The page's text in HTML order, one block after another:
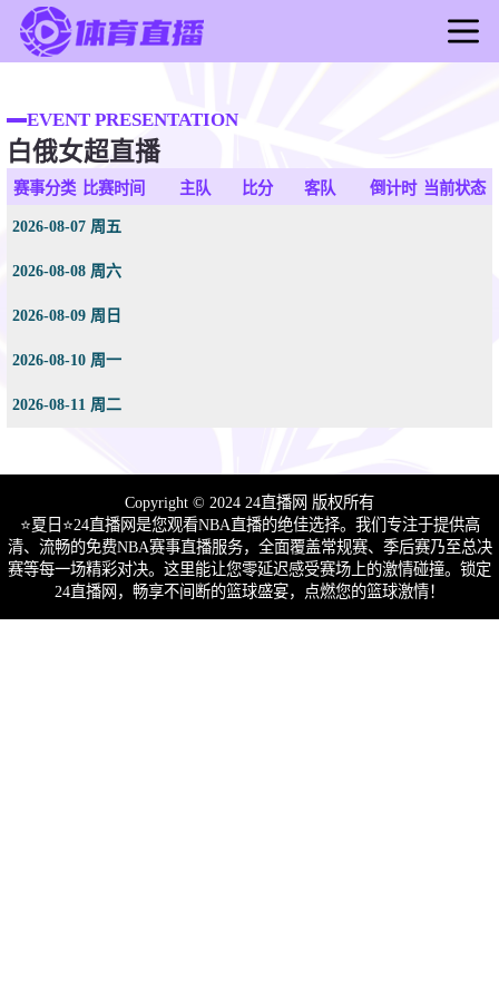
足球直播
篮球直播
足球录像
篮球新闻
EVENT PRESENTATION
白俄女超直播
赛事分类 比赛时间 主队 比分 客队 倒计时 当前状态
2026-08-07 周五
2026-08-08 周六
2026-08-09 周日
2026-08-10 周一
2026-08-11 周二
Copyright © 2024 24直播网 版权所有
⭐️夏日⭐24直播网是您观看NBA直播的绝佳选择。我们专注于提供高
清、流畅的免费NBA赛事直播服务，全面覆盖常规赛、季后赛乃至总决
赛等每一场精彩对决。这里能让您零延迟感受赛场上的激情碰撞。锁定
24直播网，畅享不间断的篮球盛宴，点燃您的篮球激情！